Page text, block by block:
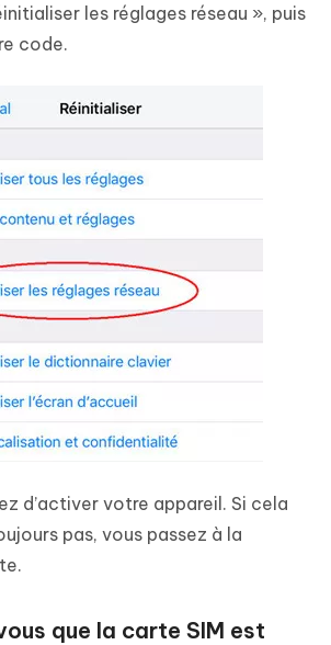
les réglages réseau », puis
code.
d’activer votre appareil. Si cela
pas, vous passez à la
que la carte SIM est